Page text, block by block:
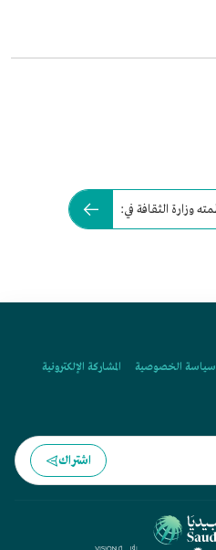
سياسة الخصوصية
المشاركة الإلكترونية
اشتراك